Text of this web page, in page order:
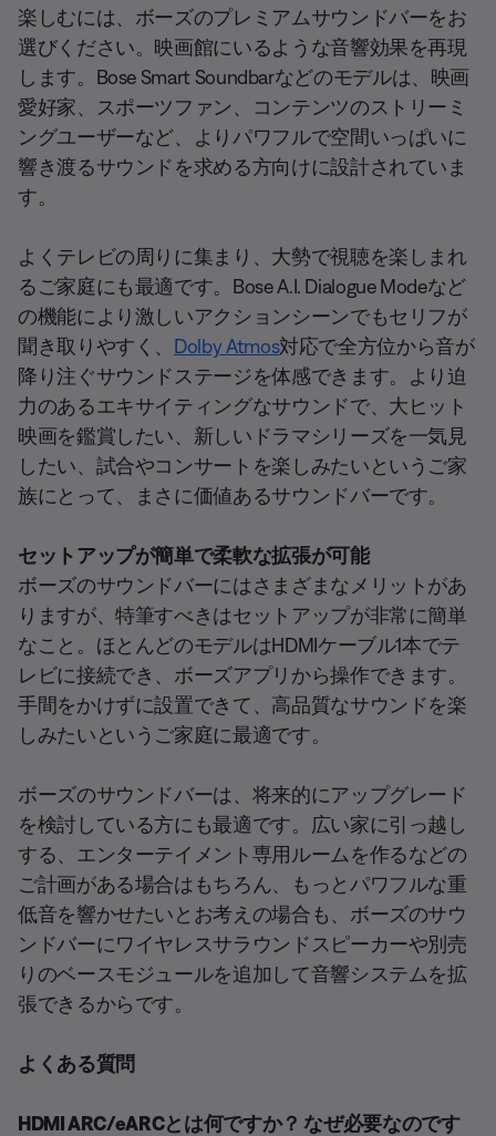
楽しむには、ボーズのプレミアムサウンドバーをお
選びください。映画館にいるような音響効果を再現
します。Bose Smart Soundbarなどのモデルは、映画
愛好家、スポーツファン、コンテンツのストリーミ
ングユーザーなど、よりパワフルで空間いっぱいに
響き渡るサウンドを求める方向けに設計されていま
す。
よくテレビの周りに集まり、大勢で視聴を楽しまれ
るご家庭にも最適です。Bose A.I. Dialogue Modeなど
の機能により激しいアクションシーンでもセリフが
聞き取りやすく、 Dolby Atmos対応で全方位から音が
降り注ぐサウンドステージを体感できます。より迫
力のあるエキサイティングなサウンドで、大ヒット
映画を鑑賞したい、新しいドラマシリーズを一気見
したい、試合やコンサートを楽しみたいというご家
族にとって、まさに価値あるサウンドバーです。
セットアップが簡単で柔軟な拡張が可能
ボーズのサウンドバーにはさまざまなメリットがあ
りますが、特筆すべきはセットアップが非常に簡単
なこと。ほとんどのモデルはHDMIケーブル1本でテ
レビに接続でき、ボーズアプリから操作できます。
手間をかけずに設置できて、高品質なサウンドを楽
しみたいというご家庭に最適です。
ボーズのサウンドバーは、将来的にアップグレード
を検討している方にも最適です。広い家に引っ越し
する、エンターテイメント専用ルームを作るなどの
ご計画がある場合はもちろん、もっとパワフルな重
低音を響かせたいとお考えの場合も、ボーズのサウ
ンドバーにワイヤレスサラウンドスピーカーや別売
りのベースモジュールを追加して音響システムを拡
張できるからです。
よくある質問
HDMI ARC/eARCとは何ですか？ なぜ必要なのです